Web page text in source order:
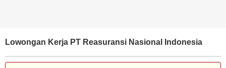
Lowongan Kerja PT Reasuransi Nasional Indonesia